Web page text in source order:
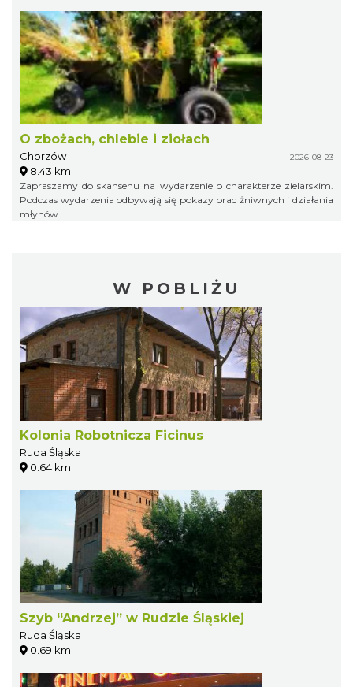
O zbożach, chlebie i ziołach
Chorzów 2026-08-23
8.43 km
Zapraszamy do skansenu na wydarzenie o charakterze zielarskim.
Podczas wydarzenia odbywają się pokazy prac żniwnych i działania
młynów.
W POBLIŻU
Kolonia Robotnicza Ficinus
Ruda Śląska
0.64 km
Szyb “Andrzej” w Rudzie Śląskiej
Ruda Śląska
0.69 km